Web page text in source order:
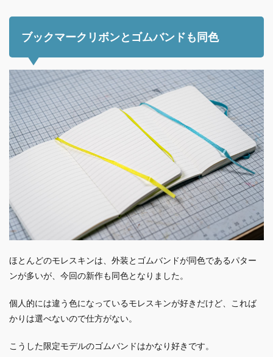
ブックマークリボンとゴムバンドも同色
ほとんどのモレスキンは、外装とゴムバンドが同色であるパター
ンが多いが、今回の新作も同色となりました。
個人的には違う色になっているモレスキンが好きだけど、これば
かりは選べないので仕方がない。
こうした限定モデルのゴムバンドはかなり好きです。